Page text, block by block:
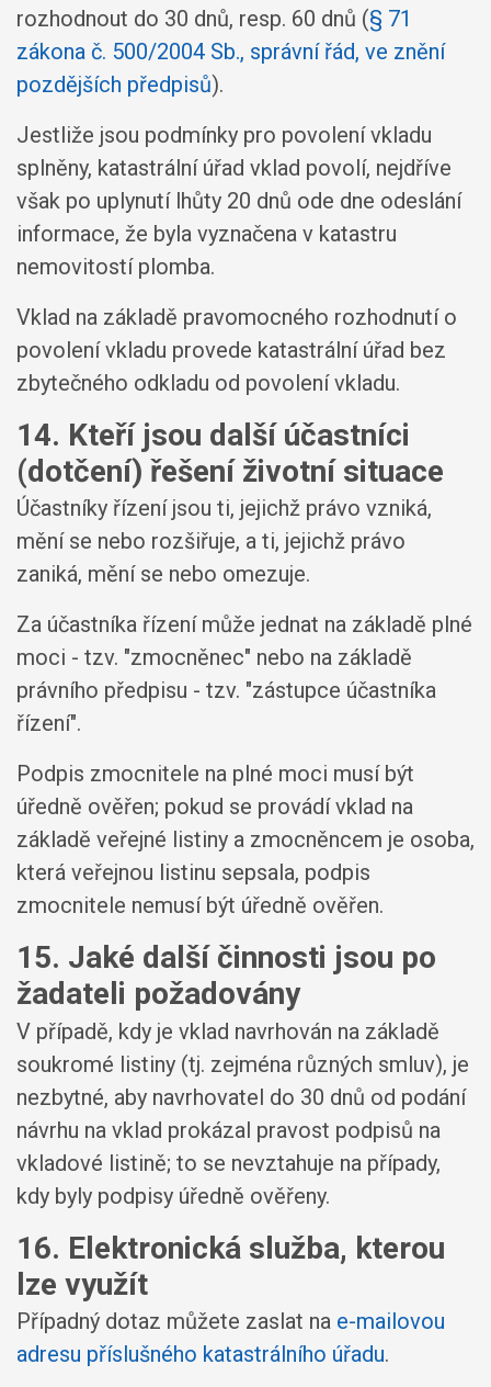
rozhodnout do 30 dnů, resp. 60 dnů (§ 71
zákona č. 500/2004 Sb., správní řád, ve znění
pozdějších předpisů).
Jestliže jsou podmínky pro povolení vkladu
splněny, katastrální úřad vklad povolí, nejdříve
však po uplynutí lhůty 20 dnů ode dne odeslání
informace, že byla vyznačena v katastru
nemovitostí plomba.
Vklad na základě pravomocného rozhodnutí o
povolení vkladu provede katastrální úřad bez
zbytečného odkladu od povolení vkladu.
14. Kteří jsou další účastníci
(dotčení) řešení životní situace
Účastníky řízení jsou ti, jejichž právo vzniká,
mění se nebo rozšiřuje, a ti, jejichž právo
zaniká, mění se nebo omezuje.
Za účastníka řízení může jednat na základě plné
moci - tzv. "zmocněnec" nebo na základě
právního předpisu - tzv. "zástupce účastníka
řízení".
Podpis zmocnitele na plné moci musí být
úředně ověřen; pokud se provádí vklad na
základě veřejné listiny a zmocněncem je osoba,
která veřejnou listinu sepsala, podpis
zmocnitele nemusí být úředně ověřen.
15. Jaké další činnosti jsou po
žadateli požadovány
V případě, kdy je vklad navrhován na základě
soukromé listiny (tj. zejména různých smluv), je
nezbytné, aby navrhovatel do 30 dnů od podání
návrhu na vklad prokázal pravost podpisů na
vkladové listině; to se nevztahuje na případy,
kdy byly podpisy úředně ověřeny.
16. Elektronická služba, kterou
lze využít
Případný dotaz můžete zaslat na e-mailovou
adresu příslušného katastrálního úřadu.